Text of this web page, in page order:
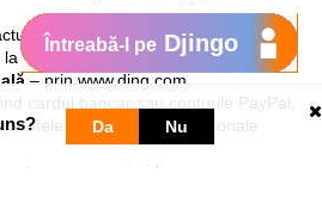
lunară sau reîncarcă contul
la 1 leu.
– prin www.ding.com
cardul bancar sau conturile PayPal,
electronice internaționale
persoane juridice.
Da Nu
Întreabă-l pe Djingo